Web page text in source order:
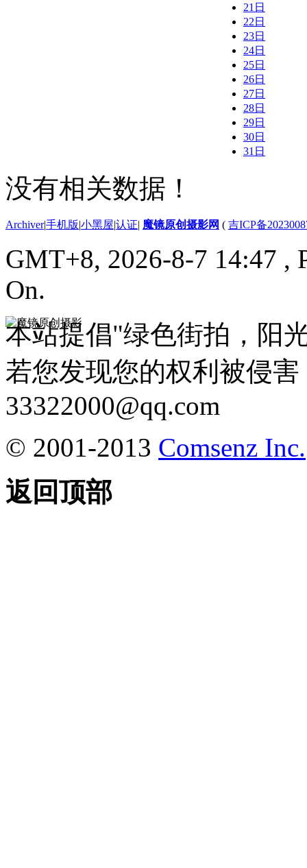
21日
22日
23日
24日
25日
26日
27日
28日
29日
30日
31日
没有相关数据！
Archiver|手机版|小黑屋|认证| 魔镜原创摄影网 ( 吉ICP备
GMT+8, 2026-8-7 14:47 ,
On.
本站提倡"绿色街拍，阳
若您发现您的权利被侵
33322000@qq.com
© 2001-2013 Comsenz Inc.
返回顶部